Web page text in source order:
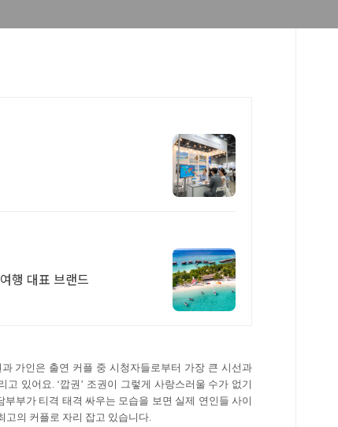
행 대표 브랜드
가인은 출연 커플 중 시청자들로부터 가장 큰 시선과
있어요. ‘깝권’ 조권이 그렇게 사랑스러울 수가 없기
부가 티격 태격 싸우는 모습을 보면 실제 연인들 사이
고의 커플로 자리 잡고 있습니다.